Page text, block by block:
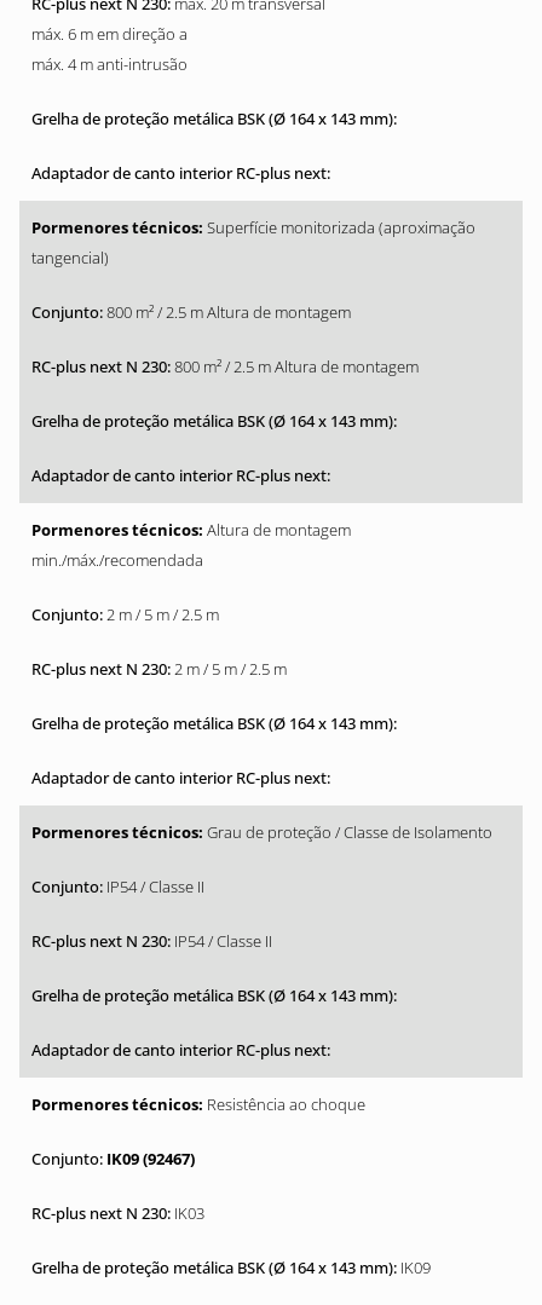
máx. 6 m em direção a
máx. 4 m anti-intrusão
Superfície monitorizada (aproximação
tangencial)
800 m² / 2.5 m Altura de montagem
800 m² / 2.5 m Altura de montagem
Altura de montagem
min./máx./recomendada
2 m / 5 m / 2.5 m
2 m / 5 m / 2.5 m
Grau de proteção / Classe de Isolamento
IP54 / Classe II
IP54 / Classe II
Resistência ao choque
IK09 (92467)
IK03
IK09